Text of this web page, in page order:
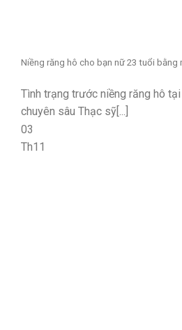
Niềng răng hô cho bạn nữ 23 tuổi bằng
Tình trạng trước niềng răng hô
chuyên sâu Thạc sỹ[...]
03
Th11